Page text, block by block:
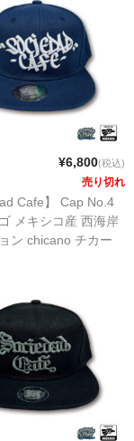
¥6,800(税込)
売り切れ
Cafe】 Cap No.4
メキシコ産 西海岸
ン chicano チカー